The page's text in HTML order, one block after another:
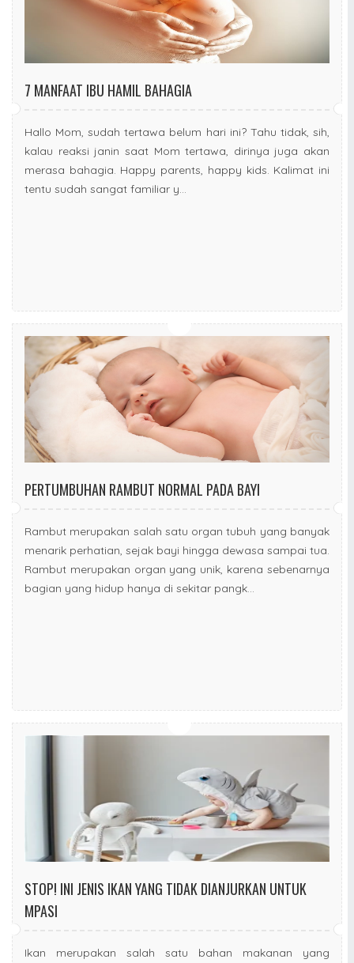
7 MANFAAT IBU HAMIL BAHAGIA
Hallo Mom, sudah tertawa belum hari ini? Tahu tidak, sih,
kalau reaksi janin saat Mom tertawa, dirinya juga akan
merasa bahagia. Happy parents, happy kids. Kalimat ini
tentu sudah sangat familiar y...
PERTUMBUHAN RAMBUT NORMAL PADA BAYI
Rambut merupakan salah satu organ tubuh yang banyak
menarik perhatian, sejak bayi hingga dewasa sampai tua.
Rambut merupakan organ yang unik, karena sebenarnya
bagian yang hidup hanya di sekitar pangk...
STOP! INI JENIS IKAN YANG TIDAK DIANJURKAN UNTUK
MPASI
Ikan merupakan salah satu bahan makanan yang